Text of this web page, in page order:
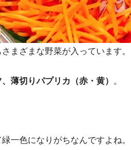
まざまな野菜が入っています。
薄切りパプリカ（赤・黄） 。
一色になりがちなんですよね。